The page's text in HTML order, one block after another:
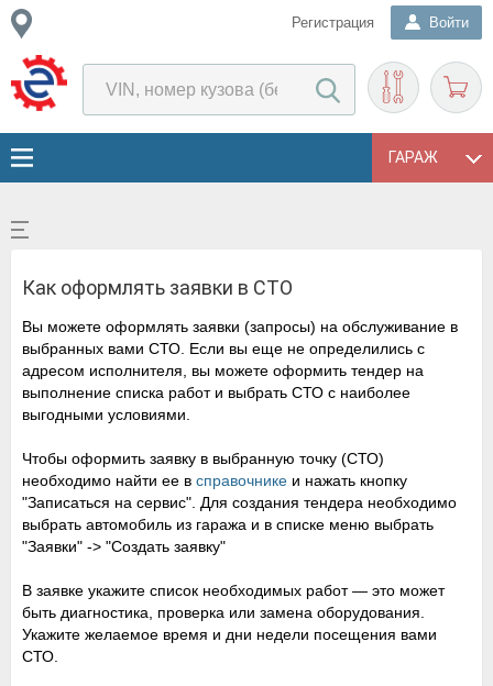
Регистрация Войти
ГАРАЖ
Как оформлять заявки в СТО
Вы можете оформлять заявки (запросы) на обслуживание в
выбранных вами СТО. Если вы еще не определились с
адресом исполнителя, вы можете оформить тендер на
выполнение списка работ и выбрать СТО c наиболее
выгодными условиями.
Чтобы оформить заявку в выбранную точку (СТО)
необходимо найти ее в справочнике и нажать кнопку
"Записаться на сервис". Для создания тендера необходимо
выбрать автомобиль из гаража и в списке меню выбрать
"Заявки" -> "Создать заявку"
В заявке укажите список необходимых работ — это может
быть диагностика, проверка или замена оборудования.
Укажите желаемое время и дни недели посещения вами
СТО.